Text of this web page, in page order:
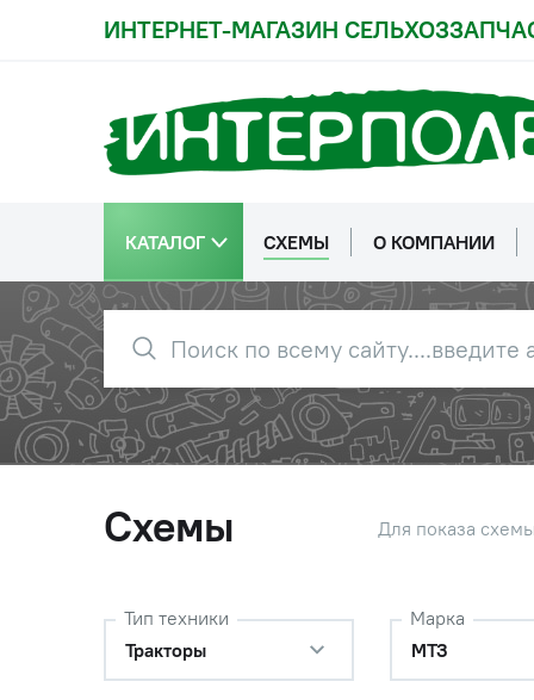
ИНТЕРНЕТ-МАГАЗИН
КАТАЛОГ СХЕМЫ О КОМПАНИИ
Схемы Для показа
Тип техники
Тракторы
Марка
МТЗ
952-3407050
43 Болт
44 85-3407101
Г0)
46
Н.036.83.140 (1SN
РВД Ф12